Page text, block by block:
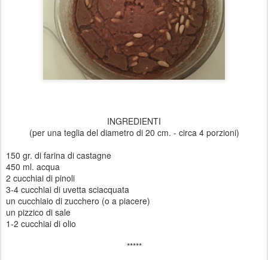
INGREDIENTI
(per una teglia del diametro di 20 cm. - circa 4 porzioni)
150 gr. di farina di castagne
450 ml. acqua
2 cucchiai di pinoli
3-4 cucchiai di uvetta sciacquata
un cucchiaio di zucchero (o a piacere)
un pizzico di sale
1-2 cucchiai di olio
*****